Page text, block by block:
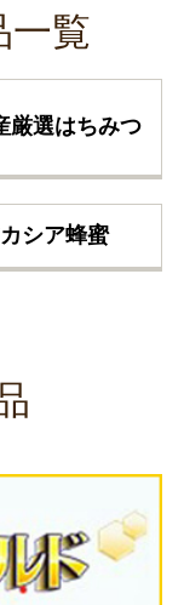
一覧
厳選はちみつ
シア蜂蜜